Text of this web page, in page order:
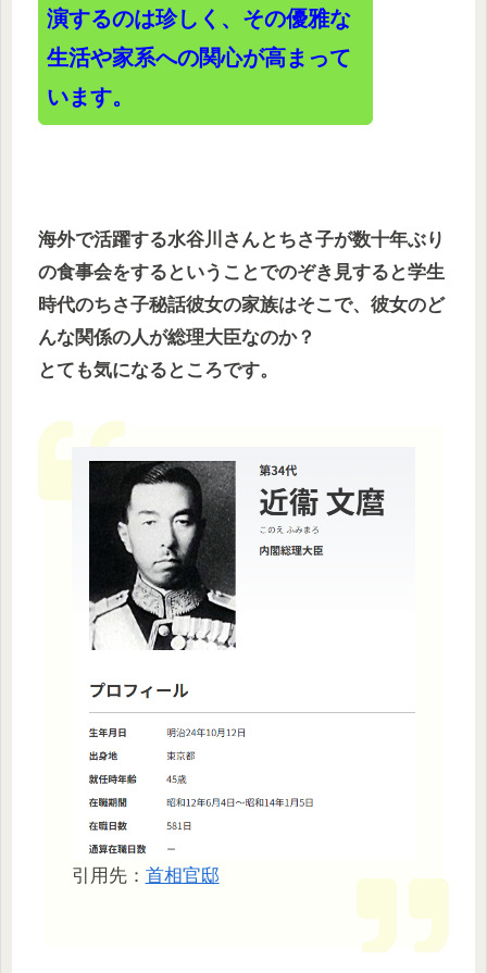
演するのは珍しく、その優雅な
生活や家系への関心が高まって
います。
海外で活躍する水谷川さんとちさ子が数十年ぶり
の食事会をするということでのぞき見すると学生
時代のちさ子秘話彼女の家族はそこで、彼女のど
んな関係の人が総理大臣なのか？
とても気になるところです。
引用先： 首相官邸